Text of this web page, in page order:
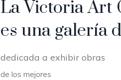
La Victoria Art
es una galería
dedicada a exhibir obras
de los mejores